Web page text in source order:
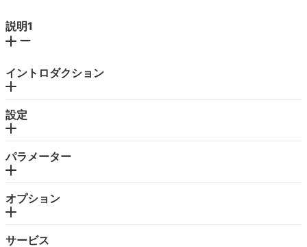
説明1
イントロダクション
設定
パラメーター
オプション
サービス